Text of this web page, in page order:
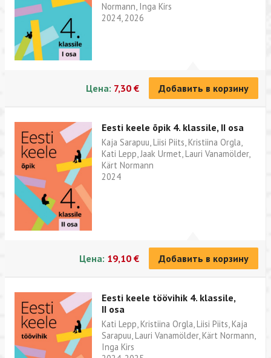
Normann, Inga Kirs
2024, 2026
Цена: 7,30 € Добавить в корзину
Eesti keele õpik 4. klassile, II osa
Kaja Sarapuu, Liisi Piits, Kristiina Orgla,
Kati Lepp, Jaak Urmet, Lauri Vanamölder,
Kärt Normann
2024
Цена: 19,10 € Добавить в корзину
Eesti keele töövihik 4. klassile,
II osa
Kati Lepp, Kristiina Orgla, Liisi Piits, Kaja
Sarapuu, Lauri Vanamölder, Kärt Normann,
Inga Kirs